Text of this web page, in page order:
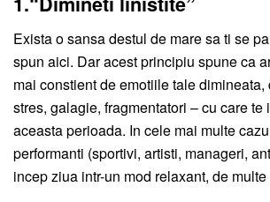
Exista o sansa destul de mare sa ti se
spun aici. Dar acest principiu spune ca
mai constient de emotiile tale
stres, galagie, fragmentatori – cu care te
aceasta perioada. In cele mai multe
performanti (sportivi, artisti, manageri,
incep ziua intr-un mod relaxant, de